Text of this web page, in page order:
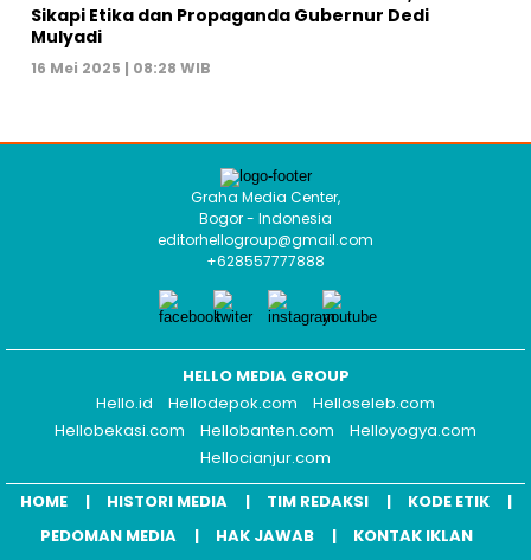
Sikapi Etika dan Propaganda Gubernur Dedi
Mulyadi
16 Mei 2025 | 08:28 WIB
Graha Media Center,
Bogor - Indonesia
editorhellogroup@gmail.com
+628557777888
HELLO MEDIA GROUP
Hello.id
Hellodepok.com
Helloseleb.com
Hellobekasi.com
Hellobanten.com
Helloyogya.com
Hellocianjur.com
HOME
HISTORI MEDIA TIM REDAKSI
KODE ETIK
PEDOMAN MEDIA
HAK JAWAB KONTAK IKLAN